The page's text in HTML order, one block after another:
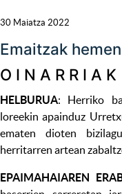
30 Maiatza 2022
Emaitzak hemen
O I N A R R I A K
HELBURUA: Herriko
loreekin apainduz
ematen dioten
herritarren artean
EPAIMAHAIAREN